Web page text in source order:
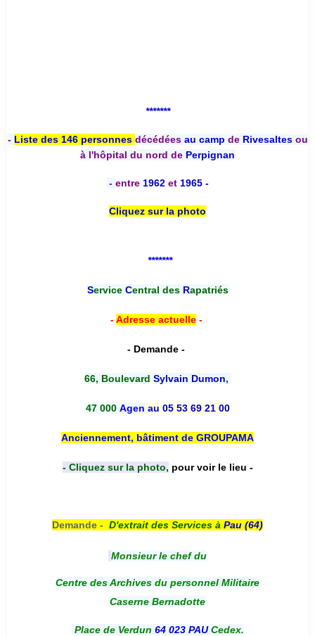
*******
- Liste des 146 personnes décédées au camp deRivesaltesou
à l'hôpital du nord de Perpignan
- entre 1962 et 1965 -
Cliquez sur la photo
*******
Service Central desRapatriés
-Adresse actuelle-
- Demande -
66, Boulevard Sylvain Dumon,
47 000 Agen au 05 53 69 21 00
Anciennement, bâtiment de GROUPAMA
- Cliquez sur la photo, pour voir le lieu -
Demande - D'extrait des Services à Pau (64)
Monsieur le chef du
Centre des Archives du personnel Militaire
Caserne Bernadotte
Place de Verdun 64 023 PAUCedex.